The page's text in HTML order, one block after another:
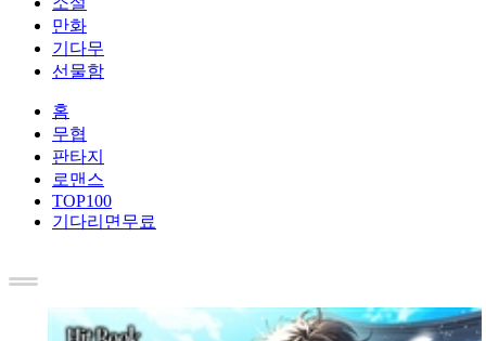
만화
기다무
선물함
홈
무협
판타지
로맨스
TOP100
기다리면무료